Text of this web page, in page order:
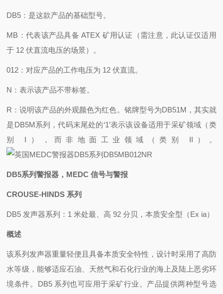
DB5：是这款产品的基础型号。
MB：代表该产品具备 ATEX 矿用认证（需注意，此认证仅适用
于 12 伏直流电压的场景）。
012：对应产品的工作电压为 12 伏直流。
N：表示该产品不带标签。
R：说明该产品的外观颜色为红色。 铭牌型号为DB51M，其实就
是DB5M系列，代码末尾处的‘1’表示该设备适用于采矿领域（类
别 I），而非地面工业领域（类别 II）。
DB5系列警报器，MEDC 信号与警报
CROUSE-HINDS 系列
DB5 发声器系列：1 米处最、高 92 分贝，本质安全型（Ex ia）
概述
该系列发声器重量轻便且具备本质安全特性，设计时采用了高防
水等级，能够适应石油、天然气和石化行业的海上及陆上恶劣环
境条件。DB5 系列也可应用于采矿行业。产品提供两种型号选